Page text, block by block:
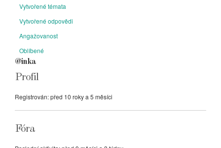
Vytvořené témata
Vytvořené odpovědi
Angažovanost
Oblíbené
@inka
Profil
Registrován: před 10 roky a 5 měsíci
Fóra